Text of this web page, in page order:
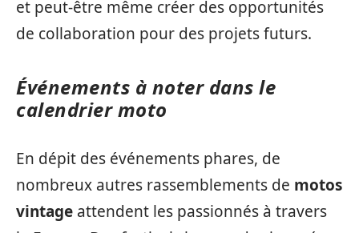
et peut-être même créer des opportunités
de collaboration pour des projets futurs.
Événements à noter dans le
calendrier moto
En dépit des événements phares, de
nombreux autres rassemblements de motos
vintage attendent les passionnés à travers